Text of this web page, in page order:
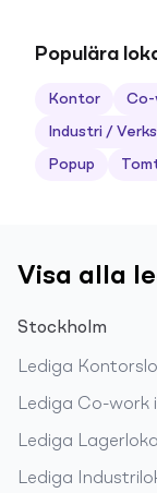
Populära
Kontor Co-
Industri /
Popup
Visa alla
Stockholm
Lediga
Lediga Co-work i
Lediga
Lediga